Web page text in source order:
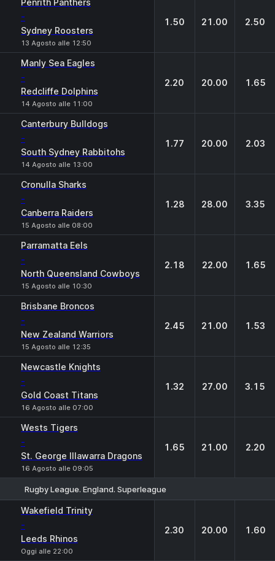
Penrith Panthers
-
Sydney Roosters
13 Agosto alle 12:50
1.50 21.00 2.50
Manly Sea Eagles
-
Redcliffe Dolphins
14 Agosto alle 11:00
2.20 20.00 1.65
Canterbury Bulldogs
-
South Sydney Rabbitohs
14 Agosto alle 13:00
1.77 20.00 2.03
Cronulla Sharks
-
Canberra Raiders
15 Agosto alle 08:00
1.28 28.00 3.35
Parramatta Eels
-
North Queensland Cowboys
15 Agosto alle 10:30
2.18 22.00 1.65
Brisbane Broncos
-
New Zealand Warriors
15 Agosto alle 12:35
2.45 21.00 1.53
Newcastle Knights
-
Gold Coast Titans
16 Agosto alle 07:00
1.32 27.00 3.15
Wests Tigers
-
St. George Illawarra Dragons
16 Agosto alle 09:05
1.65 21.00 2.20
Rugby League. England. Superleague
Wakefield Trinity
-
Leeds Rhinos
Oggi alle 22:00
2.30 20.00 1.60